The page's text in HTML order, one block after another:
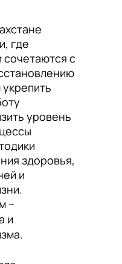
где
сочетаются с
уровень
здоровья,
и
–
и